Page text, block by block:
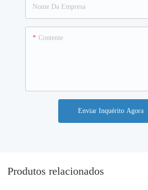
Nome Da Empresa
Contente
Enviar Inquérito Agora
Produtos relacionados